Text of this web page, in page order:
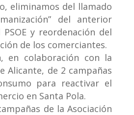
eliminamos del llamado
del anterior
y reordenación del
de los comerciantes.
en colaboración con la
Alicante, de 2 campañas
para reactivar el
en Santa Pola.
de la Asociación